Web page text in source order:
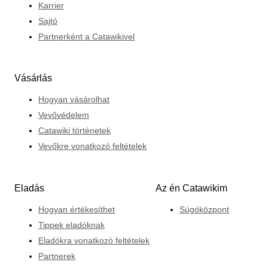
Karrier
Sajtó
Partnerként a Catawikivel
Vásárlás
Hogyan vásárolhat
Vevővédelem
Catawiki történetek
Vevőkre vonatkozó feltételek
Eladás
Hogyan értékesíthet
Tippek eladóknak
Eladókra vonatkozó feltételek
Partnerek
Az én Catawikim
Súgóközpont